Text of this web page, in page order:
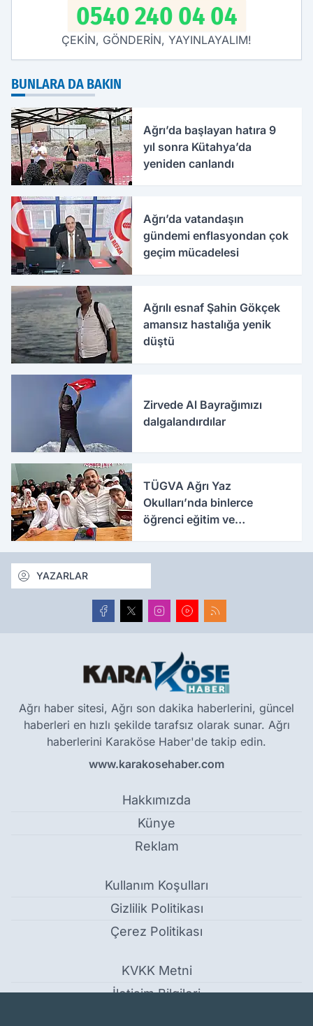
0540 240 04 04
ÇEKİN, GÖNDERİN, YAYINLAYALIM!
BUNLARA DA BAKIN
Ağrı’da başlayan hatıra 9
yıl sonra Kütahya’da
yeniden canlandı
Ağrı’da vatandaşın
gündemi enflasyondan çok
geçim mücadelesi
Ağrılı esnaf Şahin Gökçek
amansız hastalığa yenik
düştü
Zirvede Al Bayrağımızı
dalgalandırdılar
TÜGVA Ağrı Yaz
Okulları’nda binlerce
öğrenci eğitim ve
YAZARLAR
Ağrı haber sitesi, Ağrı son dakika haberlerini, güncel
haberleri en hızlı şekilde tarafsız olarak sunar. Ağrı
haberlerini Karaköse Haber'de takip edin.
www.karakosehaber.com
Hakkımızda
Künye
Reklam
Kullanım Koşulları
Gizlilik Politikası
Çerez Politikası
KVKK Metni
İletişim Bilgileri